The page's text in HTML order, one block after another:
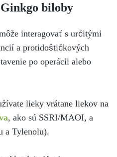
biloby
interagovať s určitými
a protidoštičkových
po operácii alebo
lieky vrátane liekov na
, ako sú SSRI/MAOI, a
a Tylenolu).